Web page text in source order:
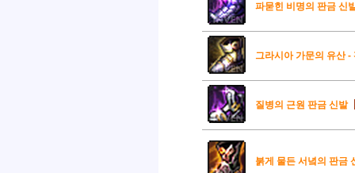
파묻힌 비명의 판금 신
그라시아 가문의 유산 -
질병의 근원 판금 신발
붉게 물든 서녘의 판금